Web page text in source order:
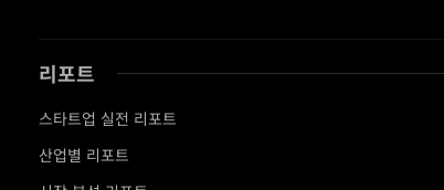
리포트
스타트업 실전 리포트
산업별 리포트